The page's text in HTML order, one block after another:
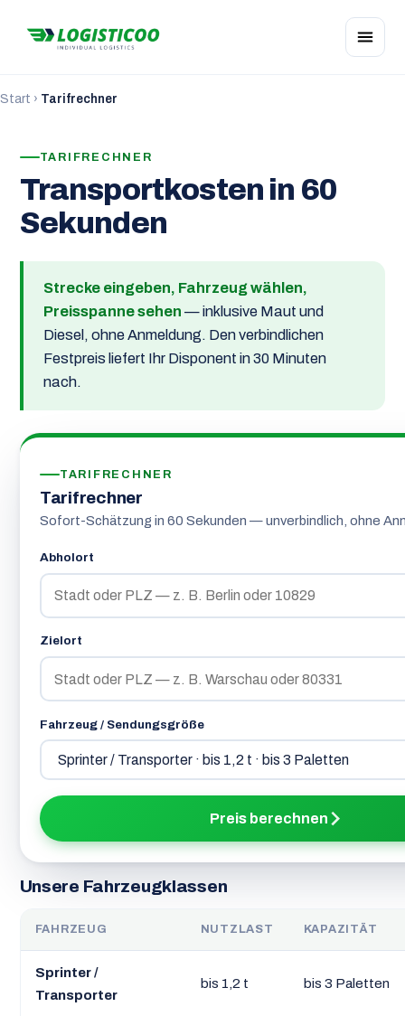
Start › Tarifrechner
TARIFRECHNER
Transportkosten in 60
Sekunden
Strecke eingeben, Fahrzeug wählen,
Preisspanne sehen — inklusive Maut und
Diesel, ohne Anmeldung. Den verbindlichen
Festpreis liefert Ihr Disponent in 30 Minuten
nach.
TARIFRECHNER
Tarifrechner
Sofort-Schätzung in 60 Sekunden — unverbindlich, ohne
Abholort
Zielort
Fahrzeug / Sendungsgröße
Preis berechnen
Unsere Fahrzeugklassen
FAHRZEUG NUTZLAST KAPAZITÄT
Sprinter /
Transporter
bis 1,2 t bis 3 Paletten